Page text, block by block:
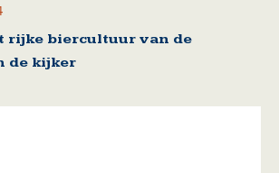
rijke biercultuur van de
de kijker